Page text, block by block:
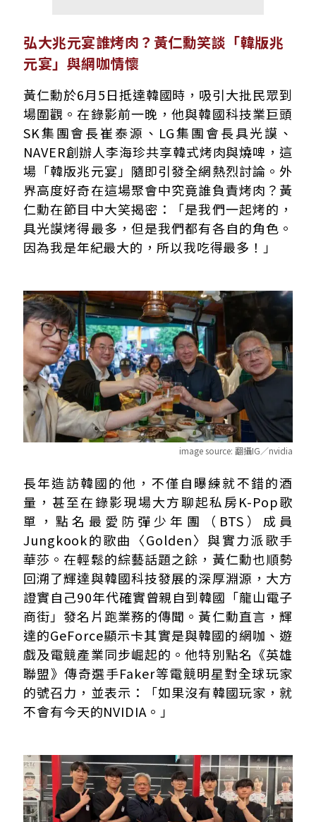
弘大兆元宴誰烤肉？黃仁勳笑談「韓版兆
元宴」與網咖情懷
黃仁勳於6月5日抵達韓國時，吸引大批民眾到
場圍觀。在錄影前一晚，他與韓國科技業巨頭
SK集團會長崔泰源、LG集團會長具光謨、
NAVER創辦人李海珍共享韓式烤肉與燒啤，這
場「韓版兆元宴」隨即引發全網熱烈討論。外
界高度好奇在這場聚會中究竟誰負責烤肉？黃
仁勳在節目中大笑揭密：「是我們一起烤的，
具光謨烤得最多，但是我們都有各自的角色。
因為我是年紀最大的，所以我吃得最多！」
image source: 翻攝IG／nvidia
長年造訪韓國的他，不僅自曝練就不錯的酒
量，甚至在錄影現場大方聊起私房K-Pop歌
單，點名最愛防彈少年團（BTS）成員
Jungkook的歌曲〈Golden〉與實力派歌手
華莎。在輕鬆的綜藝話題之餘，黃仁勳也順勢
回溯了輝達與韓國科技發展的深厚淵源，大方
證實自己90年代確實曾親自到韓國「龍山電子
商街」發名片跑業務的傳聞。黃仁勳直言，輝
達的GeForce顯示卡其實是與韓國的網咖、遊
戲及電競產業同步崛起的。他特別點名《英雄
聯盟》傳奇選手Faker等電競明星對全球玩家
的號召力，並表示：「如果沒有韓國玩家，就
不會有今天的NVIDIA。」